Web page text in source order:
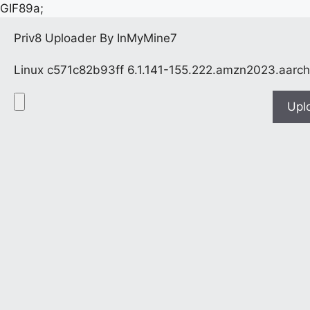
GIF89a;
Priv8 Uploader By InMyMine7